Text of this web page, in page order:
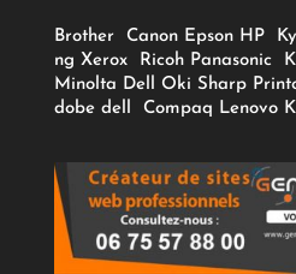
Brother Canon Epson HP
ng Xerox Ricoh Panasonic
Minolta Dell Oki Sharp
dobe dell Compaq Lenovo